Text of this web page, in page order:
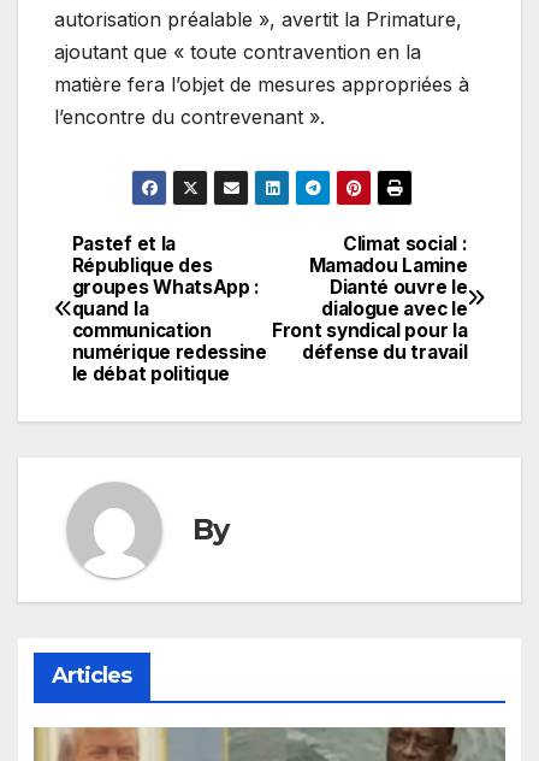
autorisation préalable », avertit la Primature,
ajoutant que « toute contravention en la
matière fera l’objet de mesures appropriées à
l’encontre du contrevenant ».
Navigation
de
l’article
Climat social :
Mamadou Lamine
Dianté ouvre le
dialogue avec le
Front syndical pour la
défense du travail
Pastef et la
République des
groupes WhatsApp :
quand la
communication
numérique redessine
le débat politique
By
Articles